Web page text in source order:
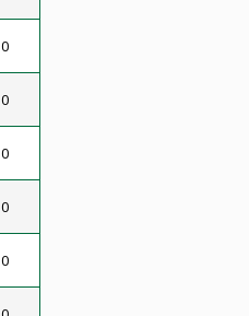
0
0
0
0
0